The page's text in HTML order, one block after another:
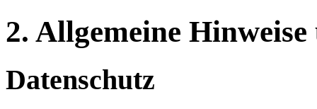
2. Allgemeine
Datenschutz